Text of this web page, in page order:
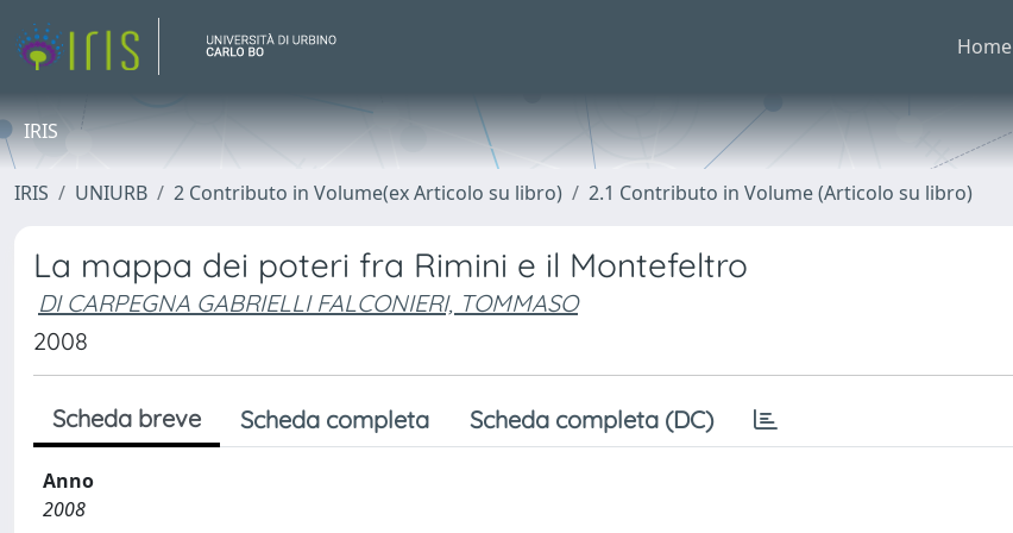
Home
IRIS
IRIS UNIURB 2 Contributo in Volume(ex Articolo su libro) 2.1 Contributo in Volume (Articolo su libro)
La mappa dei poteri fra Rimini e il Montefeltro
DI CARPEGNA GABRIELLI FALCONIERI, TOMMASO
2008
Scheda breve Scheda completa Scheda completa (DC)
Anno
2008